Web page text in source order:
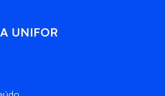
UNIFOR